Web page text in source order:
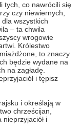
tych, co nawrócili się
czy niewiernych,
wszystkich
– ta chwila
wrogowie
Królestwo
to znaczy
będzie wydane na
na zagładę.
i tępisz
i określają w
chrześcijan,
i